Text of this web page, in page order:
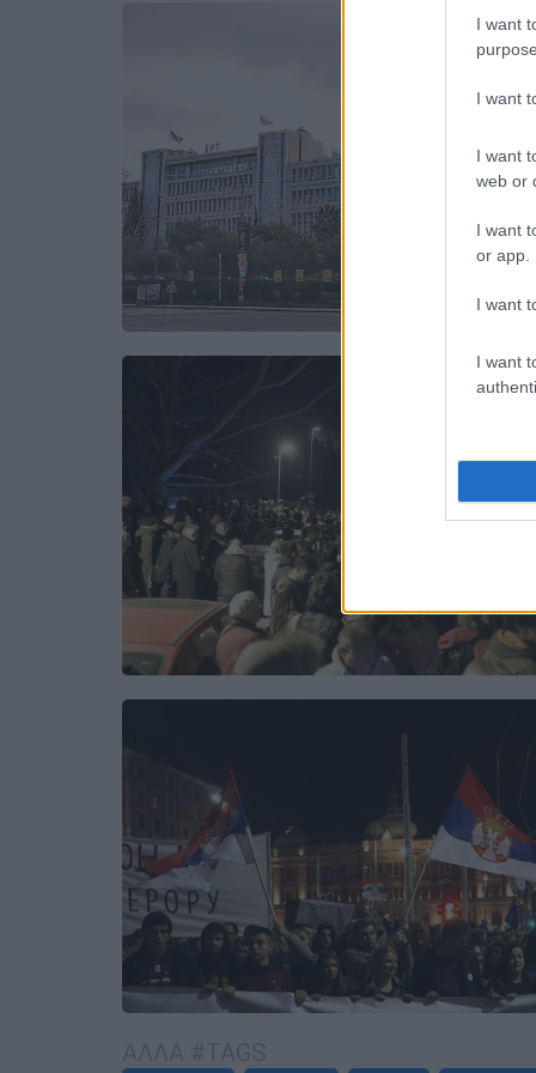
I want
I want
I want
web or
I want
or app.
I want
I want